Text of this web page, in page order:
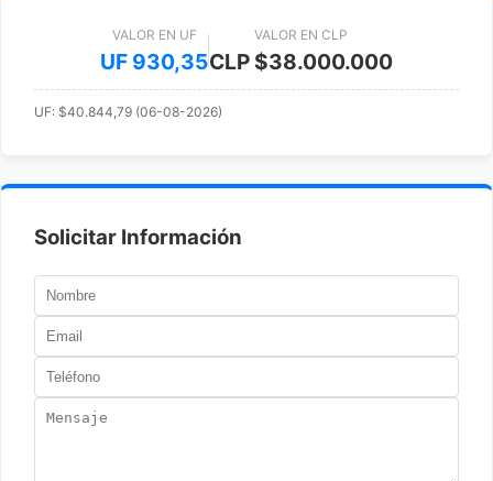
VALOR EN UF
UF 930,35
VALOR EN CLP
CLP $38.000.000
UF: $40.844,79 (06-08-2026)
Solicitar Información